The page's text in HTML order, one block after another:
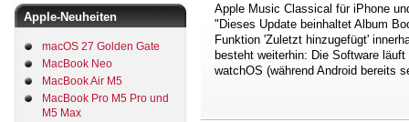
Apple-Neuheiten
macOS 27 Golden Gate
MacBook Neo
MacBook Air M5
MacBook Pro M5 Pro und
M5 Max
Apple Music Classical für iPhone
"Dieses Update beinhaltet Album
Funktion 'Zuletzt hinzugefügt'
besteht weiterhin: Die Software
watchOS (während Android bereits